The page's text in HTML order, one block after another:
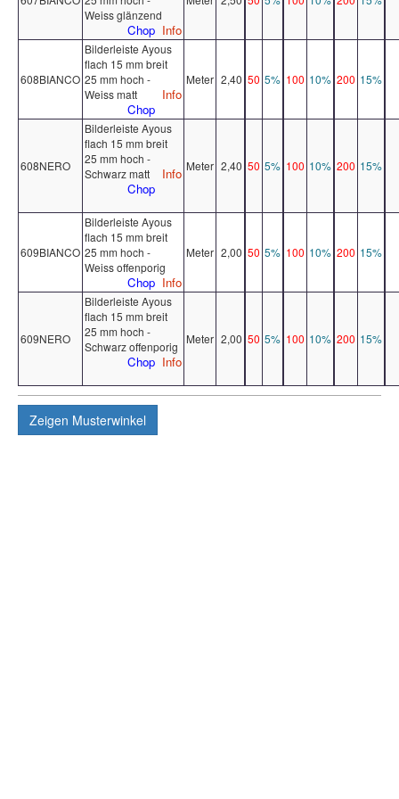
Weiss glänzend
Info
Chop
608BIANCO
Bilderleiste Ayous
flach 15 mm breit
25 mm hoch -
Weiss matt
Info
Chop
Meter 2,40 50 5% 100 10% 200 15%
608NERO
Bilderleiste Ayous
flach 15 mm breit
25 mm hoch -
Schwarz matt
Info
Chop
Meter 2,40 50 5% 100 10% 200 15%
609BIANCO
Bilderleiste Ayous
flach 15 mm breit
25 mm hoch -
Weiss offenporig
Info
Chop
Meter 2,00 50 5% 100 10% 200 15%
609NERO
Bilderleiste Ayous
flach 15 mm breit
25 mm hoch -
Schwarz offenporig
Info
Chop
Meter 2,00 50 5% 100 10% 200 15%
Zeigen Musterwinkel